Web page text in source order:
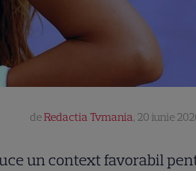
deRedactia Tvmania, 20 iunie
un context favorabil